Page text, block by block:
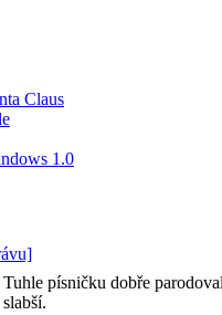
Claus
1.0
písničku dobře